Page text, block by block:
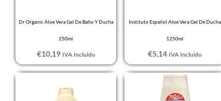
Dr Organic Aloe Vera Gel De Baño Y Ducha
250ml
€10,19 IVA Incluido
Instituto Español Aloe Vera Gel De Ducha
1250ml
€5,14 IVA Incluido